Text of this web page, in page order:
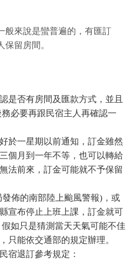
般來說是蠻普遍的，有匯訂
留房間。
是否有房間及匯款方式，並且
必要再跟民宿主人再確認一
於一星期以前通知，訂金雖然
個月到一年不等，也可以轉給
法前來，訂金可能就不予保留
佈的南部陸上颱風警報)，或
宣布停止上班上課，訂金就可
如只是猜測當天天氣可能不佳
只能依交通部的規定辦理。
宿退訂參考規定：